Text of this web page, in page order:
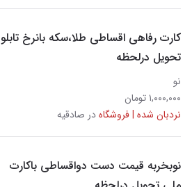
کارت رفاهی اقساطی طلا،سکه بانرخ تابلو
تحویل درلحظه
نو
۱,۰۰۰,۰۰۰ تومان
نردبان شده | فروشگاهدر صادقیه
نوبخربه قیمت دست دواقساطی باکارت